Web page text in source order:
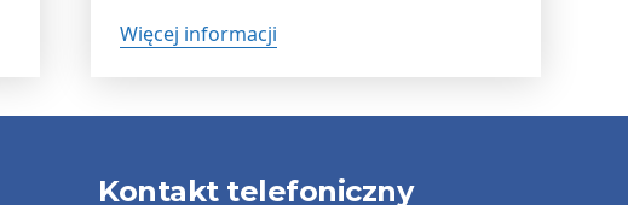
Więcej informacji
Kontakt telefoniczny